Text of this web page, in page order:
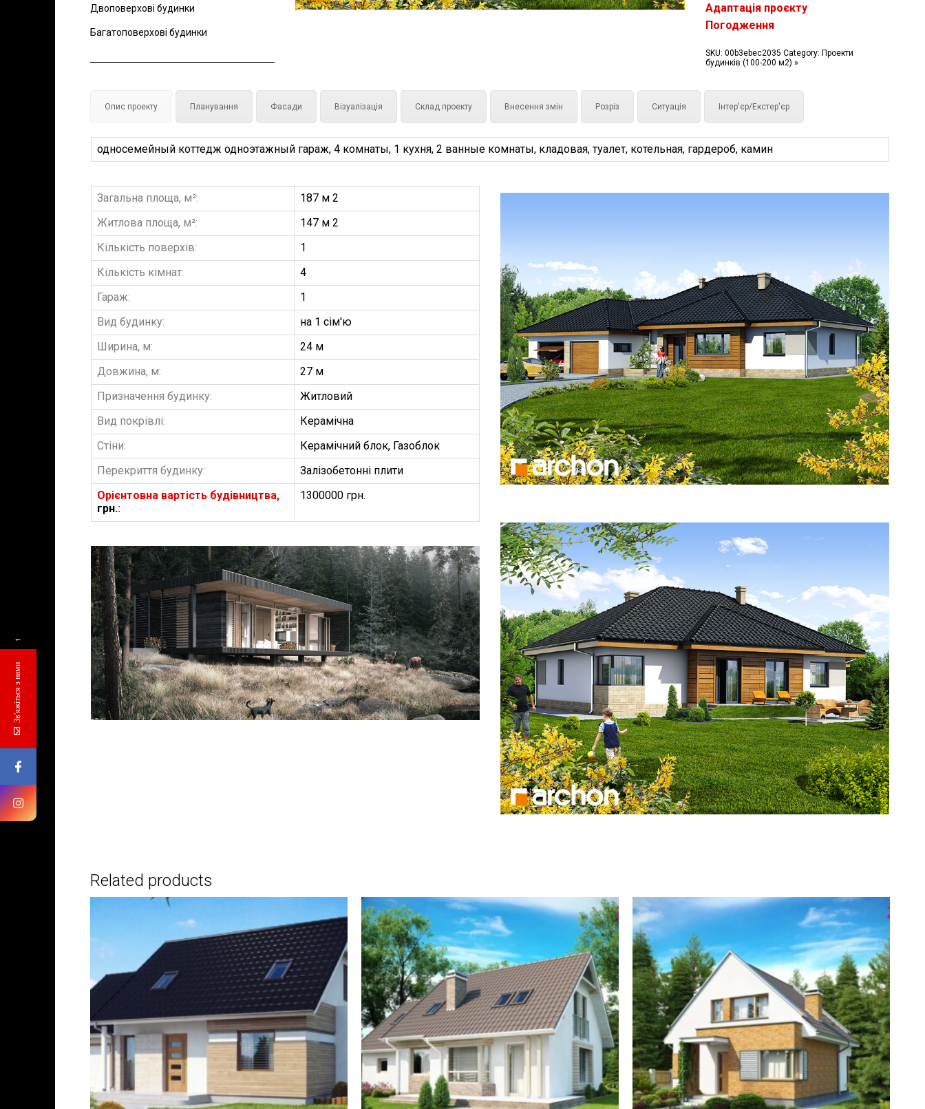
Двоповерхові будинки
Багатоповерхові будинки
Адаптація проєкту
Погодження
SKU:00b3ebec2035 Category:Проекти
будинків (100-200 м2) »
Опис проекту Планування Фасади Візуалізація Склад проекту Внесення змін Розріз Ситуація Інтер'єр/Екстер'єр
односемейный коттедж одноэтажный гараж, 4 комнаты, 1 кухня, 2 ванные комнаты, кладовая, туалет, котельная, гардероб, камин
Загальна площа, м²:
187 м 2
Житлова площа, м²:
147 м 2
Кількість поверхів:
1
Кількість кімнат:
4
Гараж:
1
Вид будинку:
на 1 сім'ю
Ширина, м:
24 м
Довжина, м:
27 м
Призначення будинку:
Житловий
Вид покрівлі:
Керамічна
Стіни:
Керамічний блок, Газоблок
Перекриття будинку:
Залізобетонні плити
Орієнтовна вартість будівництва,
грн.:
1300000 грн.
БУДІВНИЦТВО БУДИНКІВ
З
АББ”ТВІЙ ПРОЕКТ”
Замовити будівництво
Related products
←
Зв'яжіться з нами